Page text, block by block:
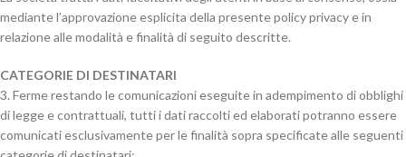
mediante l’approvazione esplicita della presente policy privacy e in
relazione alle modalità e finalità di seguito descritte.
CATEGORIE DI DESTINATARI
3. Ferme restando le comunicazioni eseguite in adempimento di obblighi
di legge e contrattuali, tutti i dati raccolti ed elaborati potranno essere
comunicati esclusivamente per le finalità sopra specificate alle seguenti